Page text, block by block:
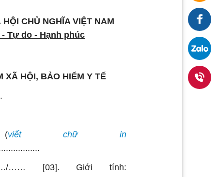
HỘI CHỦ NGHĨA VIỆT NAM
Tự do - Hạnh phúc
XÃ HỘI, BẢO HIỂM Y TẾ
viết chữ in
…… [03]. Giới tính:
Nhận
báo
giá
ngay